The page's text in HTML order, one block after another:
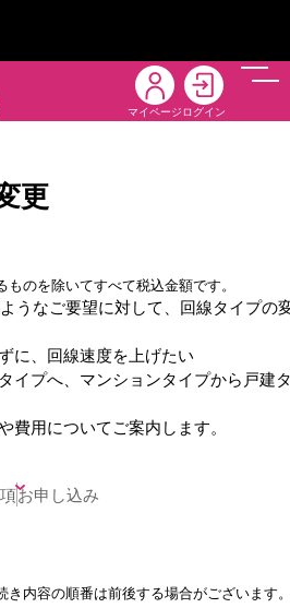
マイページ ログイン
メニ
更
のを除いてすべて税込金額です。
うなご要望に対して、回線タイプの
に、回線速度を上げたい
イプへ、マンションタイプから戸建
費用についてご案内します。
お申し込み
き内容の順番は前後する場合がございます